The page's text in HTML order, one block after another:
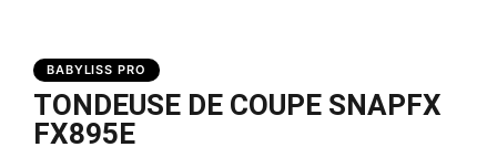
BABYLISS PRO
TONDEUSE DE COUPE SNAPFX
FX895E